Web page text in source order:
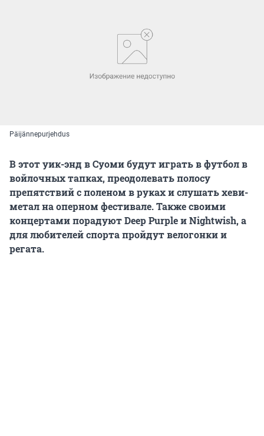
Päijännepurjehdus
В этот уик-энд в Суоми будут играть в футбол в
войлочных тапках, преодолевать полосу
препятствий с поленом в руках и слушать хеви-
метал на оперном фестивале. Также своими
концертами порадуют Deep Purple и Nightwish, а
для любителей спорта пройдут велогонки и
регата.